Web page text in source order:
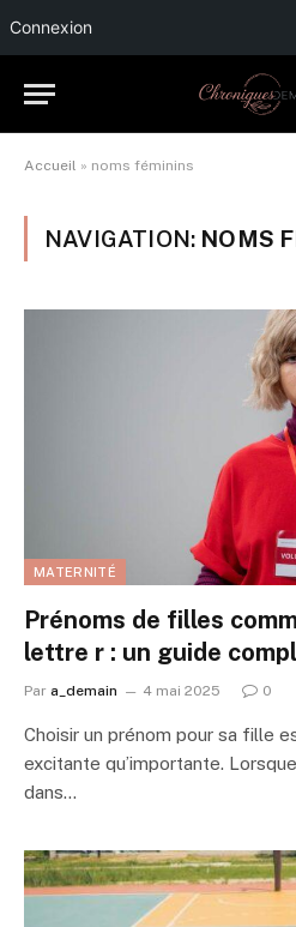
Connexion
Accueil » noms féminins
NAVIGATION: NOMS
MATERNITÉ
Prénoms de filles
lettre r : un guide
Par a_demain 4 mai 2025 0
Choisir un prénom pour sa fille
excitante qu’importante.
dans…